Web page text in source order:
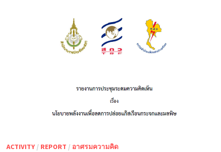
ACTIVITY/ REPORT / อาศรมความคิด